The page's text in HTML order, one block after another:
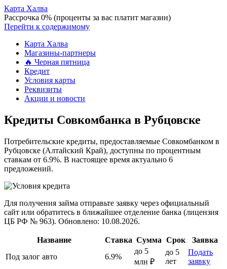
Карта Халва
Рассрочка 0% (проценты за вас платит магазин)
Перейти к содержимому
Карта Халва
Магазины-партнеры
🔥 Черная пятница
Кредит
Условия карты
Реквизиты
Акции и новости
Кредиты Совкомбанка в Рубцовске
Потребительские кредиты, предоставляемые Совкомбанком в
Рубцовске (Алтайский Край), доступны по процентным
ставкам от 6.9%. В настоящее время актуально 6
предложений.
Для получения займа отправьте заявку через официальный
сайт или обратитесь в ближайшее отделение банка (лицензия
ЦБ РФ № 963). Обновлено: 10.08.2026.
Название Ставка Сумма Срок
Заявка
Под залог авто
6.9%
до 5
млн ₽
до 5
лет
Подать
заявку